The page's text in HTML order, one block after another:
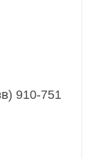
910-751